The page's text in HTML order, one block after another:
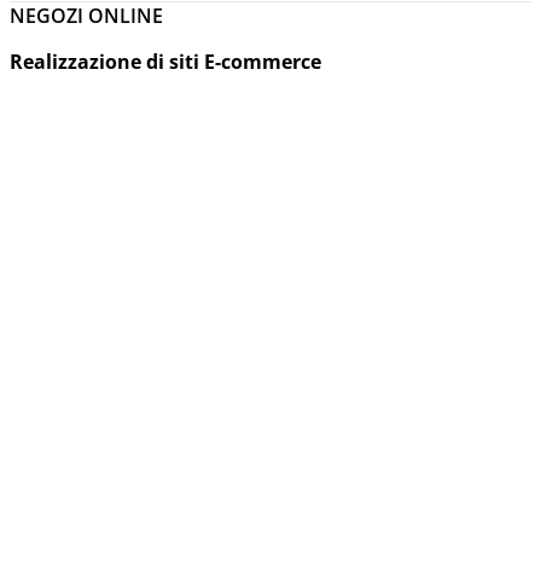
NEGOZI ONLINE
Realizzazione di siti E-commerce